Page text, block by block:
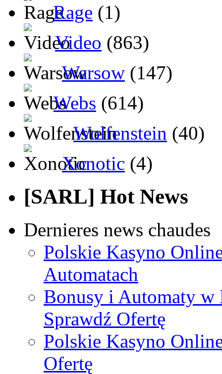
Rage (1)
Video (863)
Warsow (147)
Webs (614)
Wolfenstein (40)
Xonotic (4)
[SARL] Hot News
Dernieres news chaudes
Polskie Kasyno
Automatach
Bonusy i Automaty w
Sprawdź Ofertę
Polskie Kasyno
Ofertę